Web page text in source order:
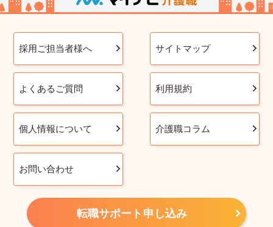
採用ご担当者様へ サイトマップ
よくあるご質問 利用規約
個人情報について 介護職コラム
お問い合わせ
転職サポート申し込み